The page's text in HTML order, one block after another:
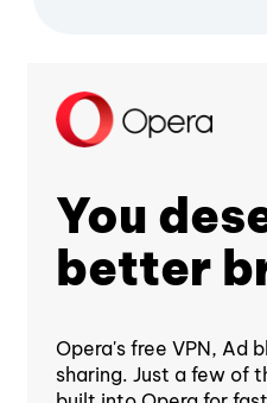
You
better
Opera's free VPN, Ad
sharing. Just a few of